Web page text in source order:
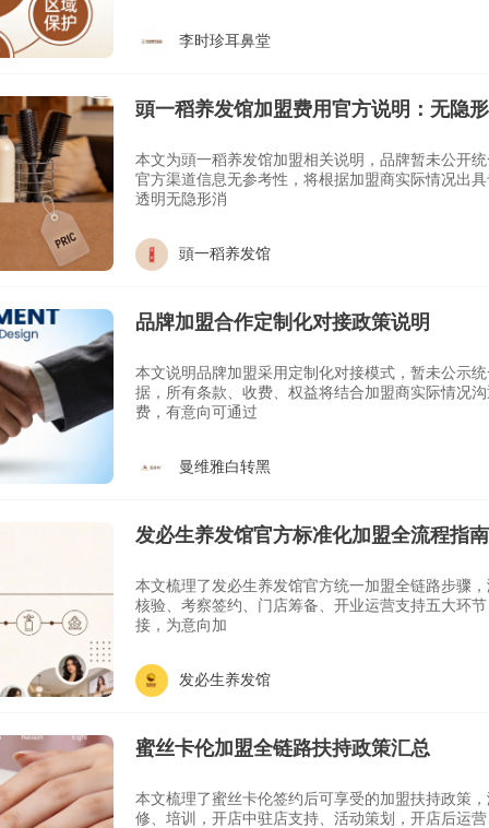
李时珍耳鼻堂
頭一稻养发馆加盟费用官方说明：无隐
本文为頭一稻养发馆加盟相关说明，品牌暂未公开
官方渠道信息无参考性，将根据加盟商实际情况出
透明无隐形消
頭一稻养发馆
品牌加盟合作定制化对接政策说明
本文说明品牌加盟采用定制化对接模式，暂未公示
据，所有条款、收费、权益将结合加盟商实际情况
费，有意向可通过
曼维雅白转黑
发必生养发馆官方标准化加盟全流程指南
本文梳理了发必生养发馆官方统一加盟全链路步骤
核验、考察签约、门店筹备、开业运营支持五大环
接，为意向加
发必生养发馆
蜜丝卡伦加盟全链路扶持政策汇总
本文梳理了蜜丝卡伦签约后可享受的加盟扶持政策
修、培训，开店中驻店支持、活动策划，开店后运